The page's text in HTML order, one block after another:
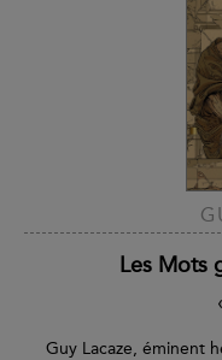
Les Mots
Guy Lacaze, éminent